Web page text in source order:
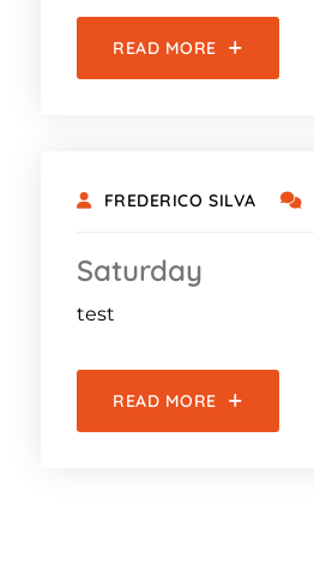
READ MORE
FREDERICO SILVA
Saturday
test
READ MORE